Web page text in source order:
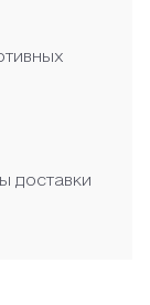
доставки